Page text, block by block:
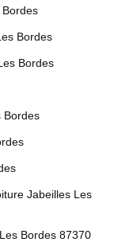
Bordes
Bordes
Bordes
Jabeilles Les
Bordes 87370